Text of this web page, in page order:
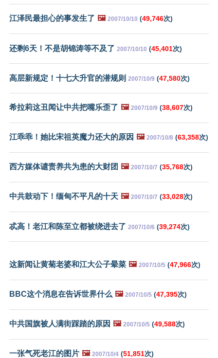
江泽民最担心的事发生了 🖼️ 2007/10/10 (49,746次)
还剩6天！不是胡锦涛等不及了 2007/10/10 (45,401次)
高层新规定！十七大升官的潜规则 2007/10/9 (47,580次)
希拉莉这丑闻让中共把嘴乐歪了 🖼️ 2007/10/9 (38,607次)
江乖乖！她比宋祖英魔力还大的原因 🖼️ 2007/10/8 (63,358次)
西方媒体谴责养共为患的大财团 🖼️ 2007/10/7 (35,768次)
中共鼓动下！缅甸不平凡的十天 🖼️ 2007/10/7 (33,028次)
忒高！老江和陈至立都被绕进去了 2007/10/6 (39,274次)
这新闻让黄菊老婆和江大公子晕菜 🖼️ 2007/10/5 (47,966次)
BBC这个消息在告诉世界什么 🖼️ 2007/10/5 (47,395次)
中共国旗被人满街踩踏的原因 🖼️ 2007/10/5 (49,588次)
一张气死老江的图片 🖼️ 2007/10/4 (51,851次)